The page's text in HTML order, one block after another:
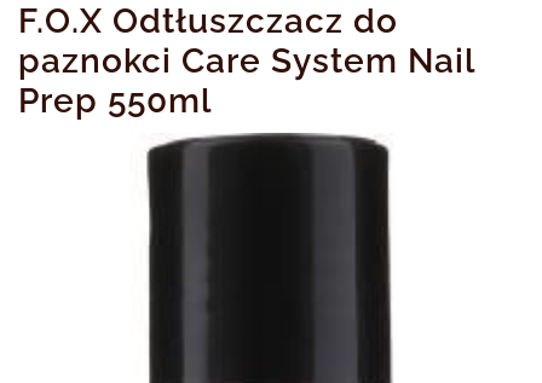
F.O.X Odtłuszczacz do
paznokci Care System Nail
Prep 550ml